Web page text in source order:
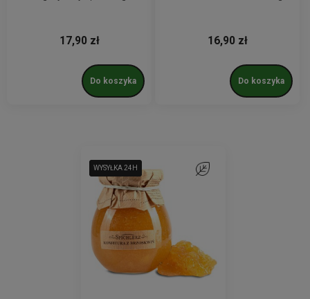
17,90 zł
Do koszyka
16,90 zł
Do koszyka
WYSYŁKA 24H
WYSYŁKA 24H Do ulubionych